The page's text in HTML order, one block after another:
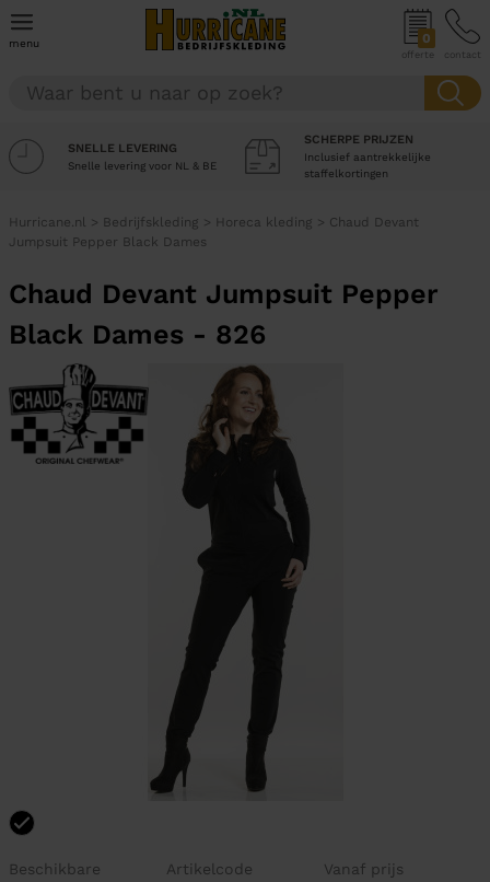
menu 0
offerte contact
SNELLE LEVERING
Snelle levering voor NL & BE
SCHERPE PRIJZEN
Inclusief aantrekkelijke
staffelkortingen
Hurricane.nl > Bedrijfskleding > Horeca kleding > Chaud Devant
Jumpsuit Pepper Black Dames
Chaud Devant Jumpsuit Pepper
Black Dames - 826
Beschikbare
Artikelcode Vanaf prijs